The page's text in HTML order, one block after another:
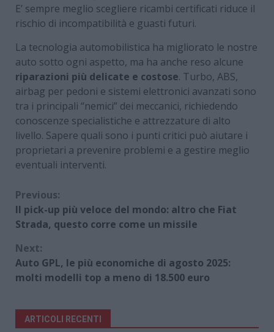
E’ sempre meglio scegliere ricambi certificati riduce il
rischio di incompatibilità e guasti futuri.
La tecnologia automobilistica ha migliorato le nostre
auto sotto ogni aspetto, ma ha anche reso alcune
riparazioni più delicate e costose. Turbo, ABS,
airbag per pedoni e sistemi elettronici avanzati sono
tra i principali “nemici” dei meccanici, richiedendo
conoscenze specialistiche e attrezzature di alto
livello. Sapere quali sono i punti critici può aiutare i
proprietari a prevenire problemi e a gestire meglio
eventuali interventi.
Continue
Reading
Previous:
Il pick-up più veloce del mondo: altro che Fiat
Strada, questo corre come un missile
Next:
Auto GPL, le più economiche di agosto 2025:
molti modelli top a meno di 18.500 euro
ARTICOLI RECENTI